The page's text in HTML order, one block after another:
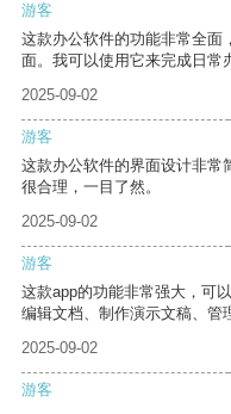
游客
这款办公软件的功能非常全面
面。我可以使用它来完成日常
2025-09-02
游客
这款办公软件的界面设计非常
很合理，一目了然。
2025-09-02
游客
这款app的功能非常强大，可
编辑文档、制作演示文稿、管
2025-09-02
游客